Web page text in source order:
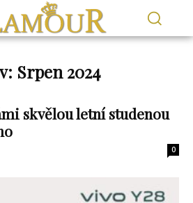
Srpen 2024
skvělou letní studenou
0